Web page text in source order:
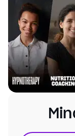
Text
Color
Background
Color
Window
Color
Font Size